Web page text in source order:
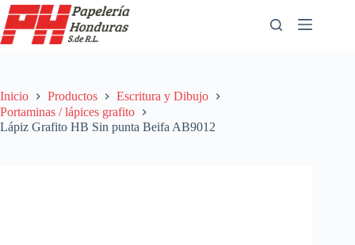
Saltar
al
contenido
Inicio Productos
Escritura y Dibujo
Portaminas / lápices grafito
Lápiz Grafito HB Sin punta Beifa AB9012